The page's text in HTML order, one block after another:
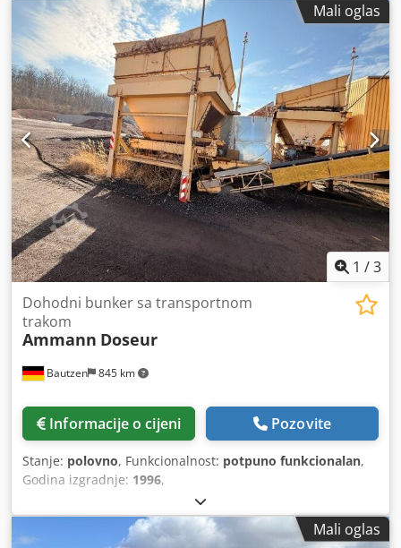
Mali oglas
1 /3
Bautzen 845 km
Dohodni bunker sa transportnom
trakom
Ammann Doseur
Informacije o cijeni Pozovite
Stanje: polovno, Funkcionalnost: potpuno funkcionalan,
Godina izgradnje: 1996,
Mali oglas